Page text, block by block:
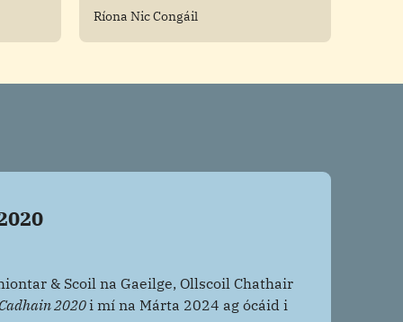
Ríona Nic Congáil
& Scoil na Gaeilge, Ollscoil Chathair
2020i mí na Márta 2024 ag ócáid i